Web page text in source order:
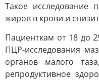
Такое исследование
жиров в крови и
Пациенткам от 18 до
ПЦР-исследования
органов малого
репродуктивное